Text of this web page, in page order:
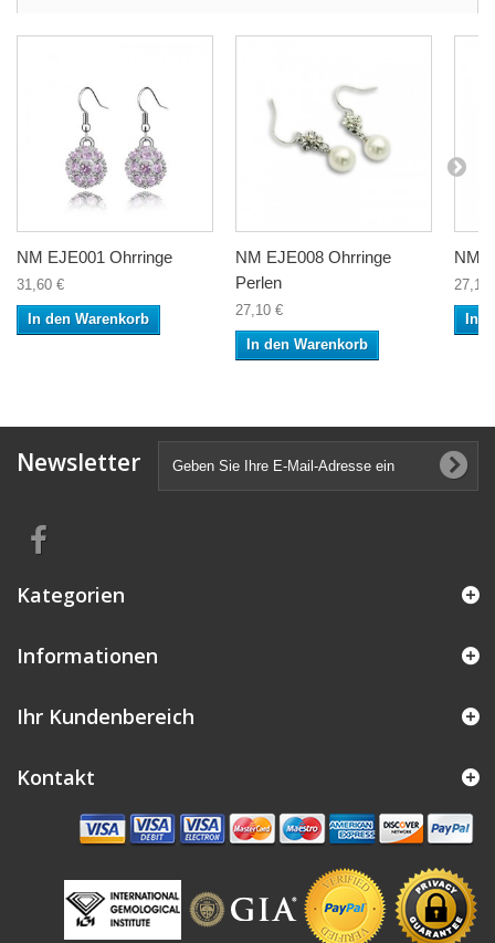
NM EJE001 Ohrringe
31,60 €
In den Warenkorb
NM EJE008 Ohrringe
Perlen
27,10 €
In den Warenkorb
NM
27,10
In
Newsletter
Kategorien
Informationen
Ihr Kundenbereich
Kontakt